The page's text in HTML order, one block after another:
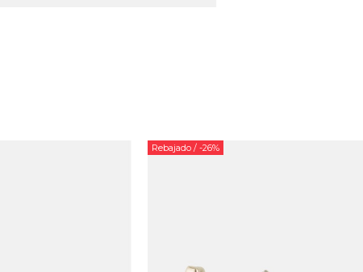
Rebajado / -26%